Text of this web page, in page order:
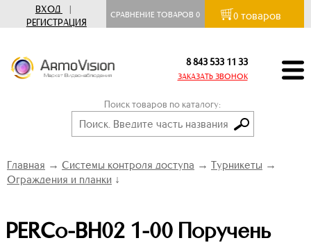
ВХОД
|
РЕГИСТРАЦИЯ
СРАВНЕНИЕ ТОВАРОВ0 0 товаров
8 843 533 11 33
ЗАКАЗАТЬ ЗВОНОК
Поиск товаров по каталогу:
Главная → Системы контроля доступа → Турникеты →
Ограждения и планки ↓
PERCo-BH02 1-00 Поручень